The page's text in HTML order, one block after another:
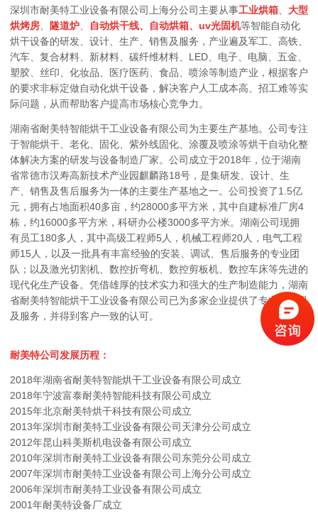
深圳市耐美特工业设备有限公司上海分公司主要从事工业烘箱
大型
烘烤房
隧道炉 自动烘干线、自动烘箱、 uv光固机等智能自动化
烘干设备的研发、设计、生产、销售及服务，产业遍及军工、高铁、
汽车、复合材料、新材料、碳纤维材料、LED
电子、电脑、五金、
塑胶、丝印、化妆品、医疗医药、食品、喷涂等制造产业，根据客户
的要求非标定做自动化烘干设备，解决客户人工成本高、招工难等实
际问题，从而帮助客户提高市场核心竞争力。
湖南省耐美特智能烘干工业设备有限公司为主要生产基地。公司专注
于智能烘干、老化、固化、紫外线固化、涂覆及喷涂等烘干自动化整
体解决方案的研发与设备制造厂家。公司成立于2018年，位于湖南
省常德市汉寿高新技术产业园麒麟路18号，是集研发、设计、生
产、销售及售后服务为一体的主要生产基地之一。公司投资了1.5亿
元，拥有占地面积40多亩，约28000多平方米，其中自建标准厂房4
栋，约16000多平方米，科研办公楼3000多平方米。湖南公司现拥
有员工180多人，其中高级工程师5人，机械工程师20人，电气工程
师15人，以及一批具有丰富经验的安装、调试、售后服务的专业团
队；以及激光切割机、数控折弯机、数控剪板机、数控车床等先进的
现代化生产设备。凭借雄厚的技术实力和强大的生产制造能力，湖南
省耐美特智能烘干工业设备有限公司已为多家企业提供了专业的产品
及服务，并得到客户一致的认可。
耐美特公司发展历程：
2018年湖南省耐美特智能烘干工业设备有限公司成立
2018年宁波富泰耐美特智能科技有限公司成立
2015年北京耐美特烘干科技有限公司成立
2013年深圳市耐美特工业设备有限公司天津分公司成立
2012年昆山科美斯机电设备有限公司成立
2010年深圳市耐美特工业设备有限公司东莞分公司成立
2007年深圳市耐美特工业设备有限公司上海分公司成立
2006年深圳市耐美特工业设备有限公司成立
2001年耐美特设备厂成立